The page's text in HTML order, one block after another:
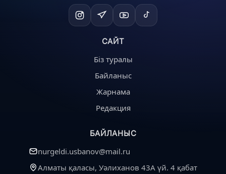
САЙТ
Біз туралы
Байланыс
Жарнама
Редакция
БАЙЛАНЫС
nurgeldi.usbanov@mail.ru
Алматы қаласы, Уәлиханов 43А үй. 4 қабат